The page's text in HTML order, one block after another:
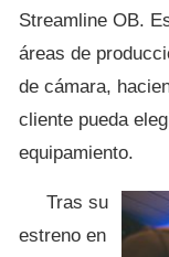
Streamline OB.
áreas de
de cámara,
cliente pueda
equipamiento.
Tras su
estreno en